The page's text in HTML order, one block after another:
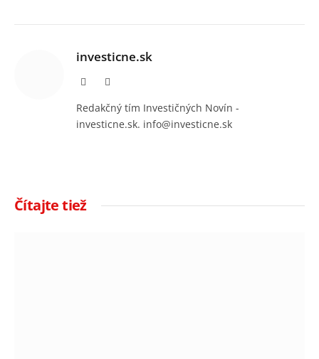
investicne.sk
Facebook
Redakčný tím Investičných Novín -
investicne.sk. info@investicne.sk
Čítajte tiež